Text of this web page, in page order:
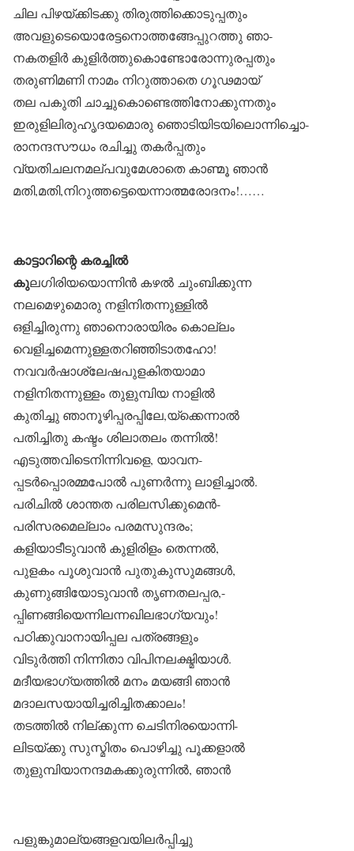
ചില പിഴയ്ക്കിടക്കു തിരുത്തിക്കൊടുപ്പതും
അവളുടെയൊരേട്ടനൊത്തങ്ങേപ്പുറത്തു ഞാ-
നകതളിർ കുളിർത്തുകൊണ്ടോരോന്നുരപ്പതും
തരുണിമണി നാമം നിറുത്താതെ ഗൂഢമായ്
തല പകുതി ചാച്ചുകൊണ്ടെത്തിനോക്കുന്നതും
ഇരുളിലിരുഹൃദയമൊരു ഞൊടിയിടയിലൊന്നിച്ചൊ-
രാനന്ദസൗധം രചിച്ചു തകർപ്പതും
വ്യതിചലനമല്പവുമേശാതെ കാണ്മൂ ഞാൻ
മതി,മതി,നിറുത്തട്ടെയെന്നാത്മരോദനം!……
കാട്ടാറിന്റെ കരച്ചിൽ
കുലഗിരിയയൊന്നിൻ കഴൽ ചുംബിക്കുന്ന
നലമെഴുമൊരു നളിനിതന്നുള്ളിൽ
ഒളിച്ചിരുന്നു ഞാനൊരായിരം കൊല്ലം
വെളിച്ചമെന്നുള്ളതറിഞ്ഞിടാതഹോ!
നവവർഷാശ്ലേഷപുളകിതയാമാ
നളിനിതന്നുള്ളം തുളുമ്പിയ നാളിൽ
കുതിച്ചു ഞാനൂഴിപ്പരപ്പിലേ,യ്ക്കെന്നാൽ
പതിച്ചിതു കഷ്ടം ശിലാതലം തന്നിൽ!
എടുത്തവിടെനിന്നിവളെ, യാവന-
പ്പടർപ്പൊരമ്മപോൽ പുണർന്നു ലാളിച്ചാൽ.
പരിചിൽ ശാന്തത പരിലസിക്കുമെൻ-
പരിസരമെല്ലാം പരമസുന്ദരം;
കളിയാടീടുവാൻ കുളിരിളം തെന്നൽ,
പുളകം പൂശുവാൻ പുതുകുസുമങ്ങൾ,
കുണുങ്ങിയോടുവാൻ തൃണതലപ്പര,-
പ്പിണങ്ങിയെന്നിലന്നഖിലഭാഗ്യവും!
പഠിക്കുവാനായിപ്പല പത്രങ്ങളും
വിടുർത്തി നിന്നിതാ വിപിനലക്ഷ്മിയാൾ.
മദീയഭാഗ്യത്തിൽ മനം മയങ്ങി ഞാൻ
മദാലസയായിച്ചരിച്ചിതക്കാലം!
തടത്തിൽ നില്ക്കുന്ന ചെടിനിരയൊന്നി-
ലിടയ്ക്കു സുസ്മിതം പൊഴിച്ചു പൂക്കളാൽ
തുളുമ്പിയാനന്ദമകക്കുരുന്നിൽ, ഞാൻ
പളുങ്കുമാല്യങ്ങളവയിലർപ്പിച്ചു